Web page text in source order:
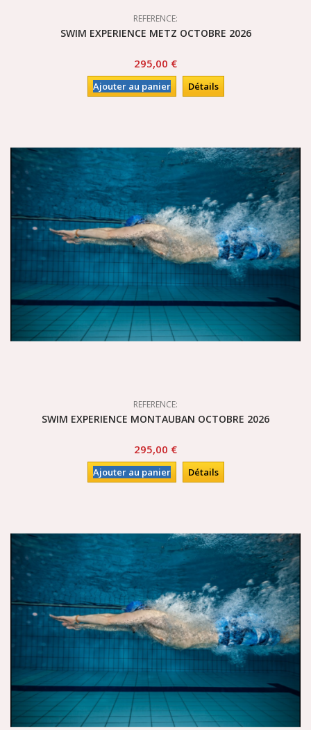
REFERENCE:
SWIM EXPERIENCE METZ OCTOBRE 2026
295,00 €
Ajouter au panier Détails
REFERENCE:
SWIM EXPERIENCE MONTAUBAN OCTOBRE 2026
295,00 €
Ajouter au panier Détails